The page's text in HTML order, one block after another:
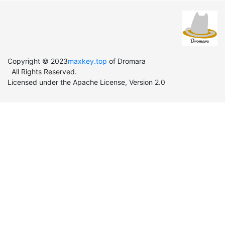
Copyright © 2023maxkey.top of Dromara
All Rights Reserved.
Licensed under the Apache License, Version 2.0